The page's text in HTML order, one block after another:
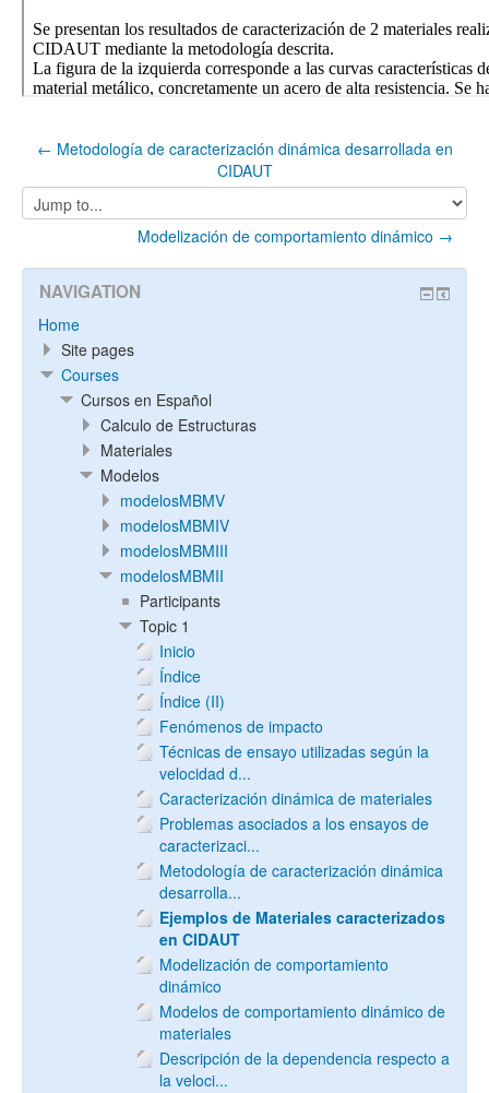
← Metodología de caracterización dinámica desarrollada en
CIDAUT
Jump
to...
Modelización de comportamiento dinámico →
NAVIGATION
Home
Site pages
Courses
Cursos en Español
Calculo de Estructuras
Materiales
Modelos
modelosMBMV
modelosMBMIV
modelosMBMIII
modelosMBMII
Participants
Topic 1
Inicio
Índice
Índice (II)
Fenómenos de impacto
Técnicas de ensayo utilizadas según la
velocidad d...
Caracterización dinámica de materiales
Problemas asociados a los ensayos de
caracterizaci...
Metodología de caracterización dinámica
desarrolla...
Ejemplos de Materiales caracterizados
en CIDAUT
Modelización de comportamiento
dinámico
Modelos de comportamiento dinámico de
materiales
Descripción de la dependencia respecto a
la veloci...